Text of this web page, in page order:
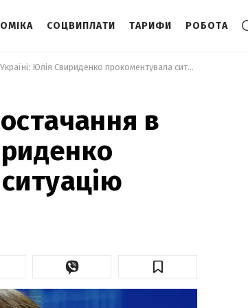
СОЦВИПЛАТИ ТАРИФИ РОБОТА
Тарифи на водопостачання в Україні: Юлія Свириденко прокоментувала ситуацію
в